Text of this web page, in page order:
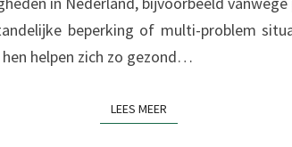
beperking of multi-problem
helpen zich zo gezond…
LEES MEER